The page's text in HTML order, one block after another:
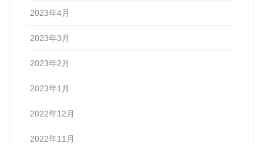
2023年4月
2023年3月
2023年2月
2023年1月
2022年12月
2022年11月